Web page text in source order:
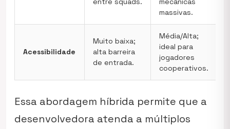
massivas.
Acessibilidade
Muito baixa;
alta barreira
de entrada.
Média/Alta;
ideal para
jogadores
cooperativos.
Essa abordagem híbrida permite que a
desenvolvedora atenda a múltiplos